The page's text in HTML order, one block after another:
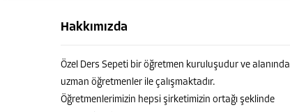
Hakkımızda
Özel Ders Sepeti bir öğretmen kuruluşudur ve alanında
uzman öğretmenler ile çalışmaktadır.
Öğretmenlerimizin hepsi şirketimizin ortağı şeklinde